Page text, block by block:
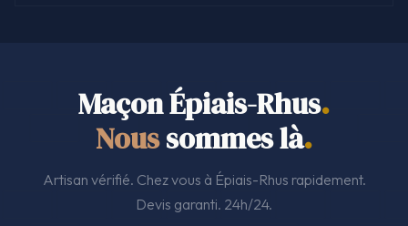
Maçon Épiais-Rhus.
Noussommes là.
Artisan vérifié. Chez vous à Épiais-Rhus rapidement.
Devis garanti. 24h/24.